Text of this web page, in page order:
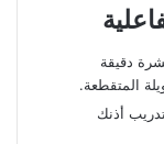
دقيقة
المتقطعة.
أذنك